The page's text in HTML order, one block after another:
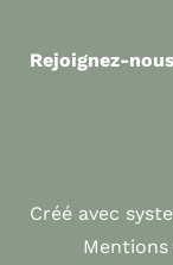
Rejoignez-
Créé avec
Mentions